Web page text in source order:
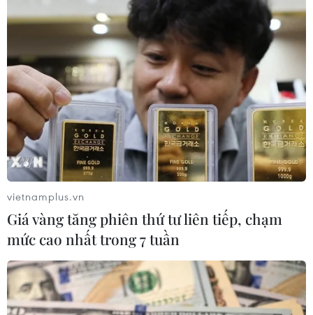
vietnamplus.vn
Giá vàng tăng phiên thứ tư liên tiếp, chạm
mức cao nhất trong 7 tuần